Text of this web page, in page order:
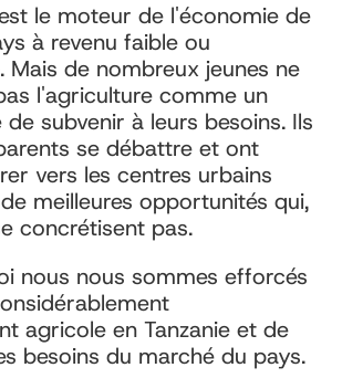
le moteur de l'économie de
à revenu faible ou
Mais de nombreux jeunes ne
l'agriculture comme un
subvenir à leurs besoins. Ils
se débattre et ont
vers les centres urbains
meilleures opportunités qui,
concrétisent pas.
nous nous sommes efforcés
agricole en Tanzanie et de
besoins du marché du pays.